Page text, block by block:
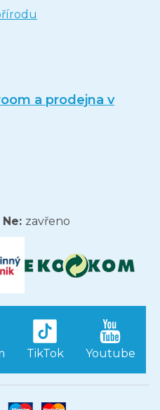
a prodejna v
zavřeno
TikTok Youtube